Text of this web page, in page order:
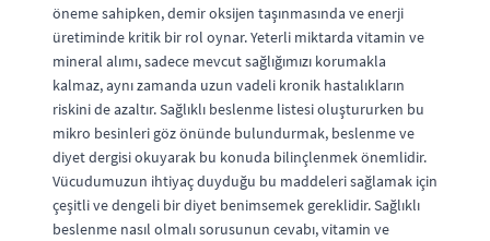
öneme sahipken, demir oksijen taşınmasında ve enerji
üretiminde kritik bir rol oynar. Yeterli miktarda vitamin ve
mineral alımı, sadece mevcut sağlığımızı korumakla
kalmaz, aynı zamanda uzun vadeli kronik hastalıkların
riskini de azaltır. Sağlıklı beslenme listesi oluştururken bu
mikro besinleri göz önünde bulundurmak, beslenme ve
diyet dergisi okuyarak bu konuda bilinçlenmek önemlidir.
Vücudumuzun ihtiyaç duyduğu bu maddeleri sağlamak için
çeşitli ve dengeli bir diyet benimsemek gereklidir. Sağlıklı
beslenme nasıl olmalı sorusunun cevabı, vitamin ve